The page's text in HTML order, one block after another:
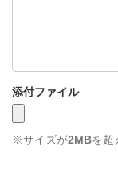
添付ファイル
※サイズが2MBを超